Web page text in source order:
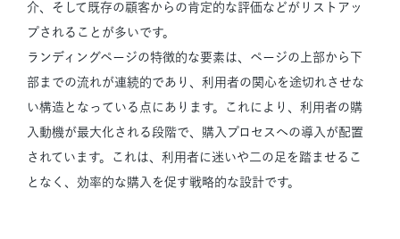
介、そして既存の顧客からの肯定的な評価などがリストアッ
プされることが多いです。
ランディングページの特徴的な要素は、ページの上部から下
部までの流れが連続的であり、利用者の関心を途切れさせな
い構造となっている点にあります。これにより、利用者の購
入動機が最大化される段階で、購入プロセスへの導入が配置
されています。これは、利用者に迷いや二の足を踏ませるこ
となく、効率的な購入を促す戦略的な設計です。